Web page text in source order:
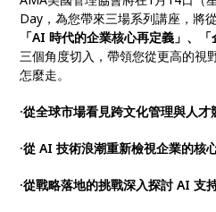
Day，為您帶來三場系列講座，將從
「AI 時代的企業核心再定義」、
三個角度切入，帶領您從更高的視
怎麼走。
·從全球市場看見跨文化管理與人才
·從 AI 技術浪潮重新檢視企業的核
·從戰略落地的挑戰深入探討 AI 支